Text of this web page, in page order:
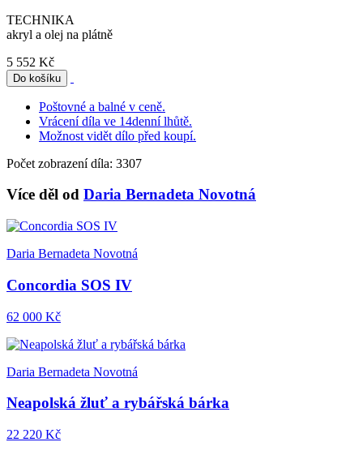
TECHNIKA
akryl a olej na plátně
5 552 Kč
Poštovné a balné v ceně.
Vrácení díla ve 14denní lhůtě.
Možnost vidět dílo před koupí.
Počet zobrazení díla: 3307
Více děl od Daria Bernadeta Novotná
Daria Bernadeta Novotná
Concordia SOS IV
62 000 Kč
Daria Bernadeta Novotná
Neapolská žluť a rybářská bárka
22 220 Kč